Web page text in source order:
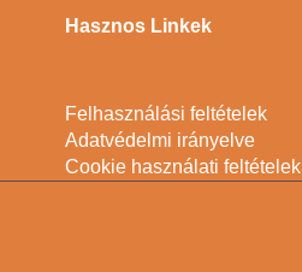
Hasznos Linkek
Felhasználási feltételek
Adatvédelmi irányelve
Cookie használati feltételek